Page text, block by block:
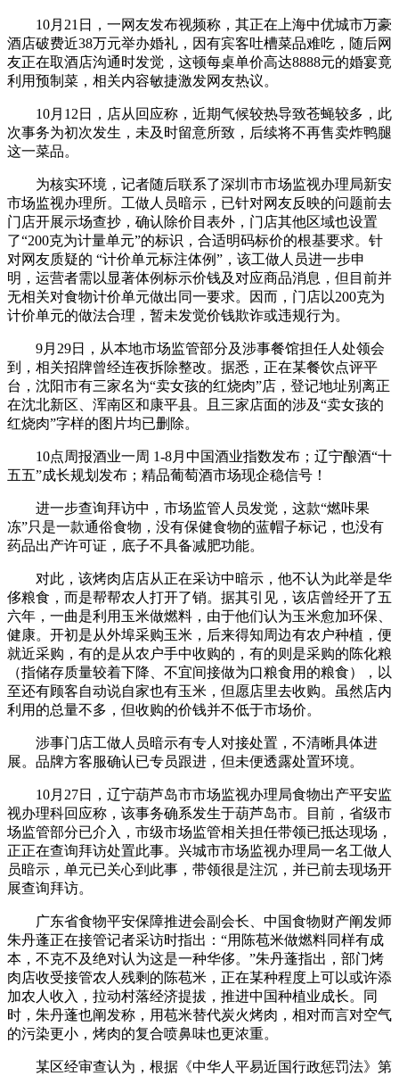
10月21日，一网友发布视频称，其正在上海中优城市万豪
酒店破费近38万元举办婚礼，因有宾客吐槽菜品难吃，随后网
友正在取酒店沟通时发觉，这顿每桌单价高达8888元的婚宴竟
利用预制菜，相关内容敏捷激发网友热议。
10月12日，店从回应称，近期气候较热导致苍蝇较多，此
次事务为初次发生，未及时留意所致，后续将不再售卖炸鸭腿
这一菜品。
为核实环境，记者随后联系了深圳市市场监视办理局新安
市场监视办理所。工做人员暗示，已针对网友反映的问题前去
门店开展示场查抄，确认除价目表外，门店其他区域也设置
了“200克为计量单元”的标识，合适明码标价的根基要求。针
对网友质疑的 “计价单元标注体例”，该工做人员进一步申
明，运营者需以显著体例标示价钱及对应商品消息，但目前并
无相关对食物计价单元做出同一要求。因而，门店以200克为
计价单元的做法合理，暂未发觉价钱欺诈或违规行为。
9月29日，从本地市场监管部分及涉事餐馆担任人处领会
到，相关招牌曾经连夜拆除整改。据悉，正在某餐饮点评平
台，沈阳市有三家名为“卖女孩的红烧肉”店，登记地址别离正
在沈北新区、浑南区和康平县。且三家店面的涉及“卖女孩的
红烧肉”字样的图片均已删除。
10点周报酒业一周 1-8月中国酒业指数发布；辽宁酿酒“十
五五”成长规划发布；精品葡萄酒市场现企稳信号！
进一步查询拜访中，市场监管人员发觉，这款“燃咔果
冻”只是一款通俗食物，没有保健食物的蓝帽子标记，也没有
药品出产许可证，底子不具备减肥功能。
对此，该烤肉店店从正在采访中暗示，他不认为此举是华
侈粮食，而是帮帮农人打开了销。据其引见，该店曾经开了五
六年，一曲是利用玉米做燃料，由于他们认为玉米愈加环保、
健康。开初是从外埠采购玉米，后来得知周边有农户种植，便
就近采购，有的是从农户手中收购的，有的则是采购的陈化粮
（指储存质量较着下降、不宜间接做为口粮食用的粮食），以
至还有顾客自动说自家也有玉米，但愿店里去收购。虽然店内
利用的总量不多，但收购的价钱并不低于市场价。
涉事门店工做人员暗示有专人对接处置，不清晰具体进
展。品牌方客服确认已专员跟进，但未便透露处置环境。
10月27日，辽宁葫芦岛市市场监视办理局食物出产平安监
视办理科回应称，该事务确系发生于葫芦岛市。目前，省级市
场监管部分已介入，市级市场监管相关担任带领已抵达现场，
正正在查询拜访处置此事。兴城市市场监视办理局一名工做人
员暗示，单元已关心到此事，带领很是注沉，并已前去现场开
展查询拜访。
广东省食物平安保障推进会副会长、中国食物财产阐发师
朱丹蓬正在接管记者采访时指出：“用陈苞米做燃料同样有成
本，不克不及绝对认为这是一种华侈。”朱丹蓬指出，部门烤
肉店收受接管农人残剩的陈苞米，正在某种程度上可以或许添
加农人收入，拉动村落经济提拔，推进中国种植业成长。同
时，朱丹蓬也阐发称，用苞米替代炭火烤肉，相对而言对空气
的污染更小，烤肉的复合喷鼻味也更浓重。
某区经审查认为，根据《中华人平易近国行政惩罚法》第